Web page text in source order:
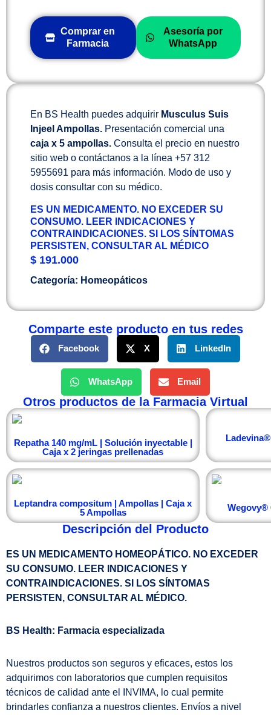
Comprar en
Farmacia
Asesoría por
WhatsApp
En BS Health puedes adquirir Musculus Suis
Injeel Ampollas. Presentación comercial una
caja x 5 ampollas. Consulta el precio en nuestro
sitio web o contáctanos a la línea +57 312
5955691 para más información. Modo de uso y
dosis consultar con su médico.
ES UN MEDICAMENTO. NO EXCEDER SU
CONSUMO. LEER INDICACIONES Y
CONTRAINDICACIONES. SI LOS SÍNTOMAS
PERSISTEN, CONSULTAR AL MÉDICO
$ 191.000
Categoría: Homeopáticos
Comparte este producto en tus redes
Facebook X LinkedIn
WhatsApp Email
Otros productos de la Farmacia Virtual
Repatha 140 mg/mL | Solución inyectable |
Caja x 2 jeringas prellenadas
Leptandra compositum | Ampollas | Caja x
5 Ampollas
Wegovy®
Descripción del Producto
ES UN MEDICAMENTO HOMEOPÁTICO. NO EXCEDER
SU CONSUMO. LEER INDICACIONES Y
CONTRAINDICACIONES. SI LOS SÍNTOMAS
PERSISTEN, CONSULTAR AL MÉDICO.
BS Health: Farmacia especializada
Nuestros productos son seguros y eficaces, estos los
adquirimos con laboratorios que cumplen requisitos
técnicos de calidad ante el INVIMA, lo cual permite
brindarles confianza a nuestros clientes. Envíos a nivel